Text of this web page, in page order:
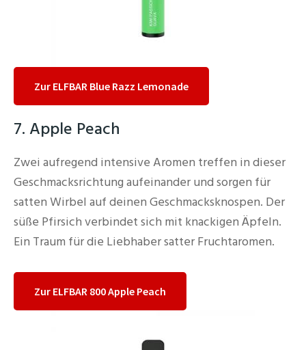
Zur ELFBAR Blue Razz Lemonade
7. Apple Peach
Zwei aufregend intensive Aromen treffen in dieser
Geschmacksrichtung aufeinander und sorgen für
satten Wirbel auf deinen Geschmacksknospen. Der
süße Pfirsich verbindet sich mit knackigen Äpfeln.
Ein Traum für die Liebhaber satter Fruchtaromen.
Zur ELFBAR 800 Apple Peach